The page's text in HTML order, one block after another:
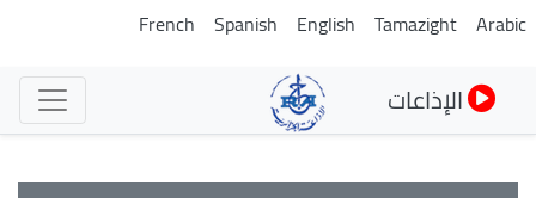
تجاوز
المحتوى
الرئيسي
Tamazight
English
Spanish
French
الإذاعات